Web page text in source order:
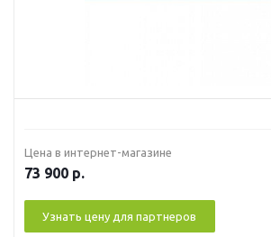
Цена в интернет-магазине
73 900 р.
Узнать цену для партнеров